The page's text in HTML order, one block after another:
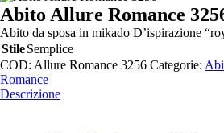
Abito Allure Romance
Abito da sposa in mikado D’ispirazione
StileSemplice
COD: Allure Romance 3256 Categorie:
Romance
Descrizione